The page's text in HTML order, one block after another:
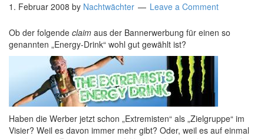
1. Februar 2008 by Nachtwächter Leave a Comment
Ob der folgende claim aus der Bannerwerbung für einen so
genannten „Energy-Drink“ wohl gut gewählt ist?
Haben die Werber jetzt schon „Extremisten“ als „Zielgruppe“ im
Visier? Weil es davon immer mehr gibt? Oder, weil es auf einmal